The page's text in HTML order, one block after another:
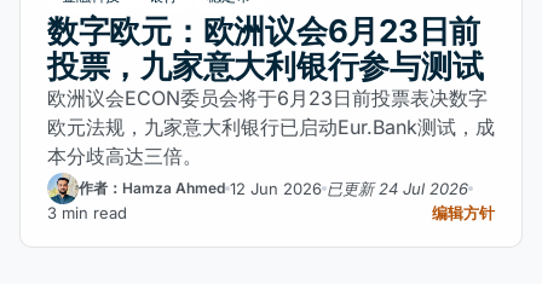
数字欧元：欧洲议会6月23日前
投票，九家意大利银行参与测试
欧洲议会ECON委员会将于6月23日前投票表决数字
欧元法规，九家意大利银行已启动Eur.Bank测试，成
本分歧高达三倍。
作者：Hamza Ahmed 12 Jun 2026 已更新 24 Jul 2026
3 min read
编辑方针